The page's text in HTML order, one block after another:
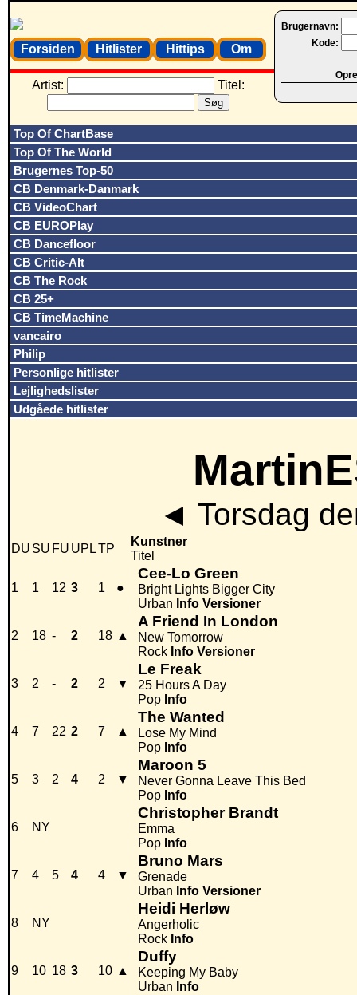
Brugernavn:
Kode:
Forsiden Hitlister Hittips Om
Artist: Titel:
Top Of ChartBase
Top Of The World
Brugernes Top-50
CB Denmark-Danmark
CB VideoChart
CB EUROPlay
CB Dancefloor
CB Critic-Alt
CB The Rock
CB 25+
CB TimeMachine
vancairo
Philip
Personlige hitlister
Lejlighedslister
Udgåede hitlister
◄ Torsdag
DU SU FU UPLTP
Kunstner
Titel
1 1 12 3 1 ●
Cee-Lo Green
Bright Lights Bigger City
Urban Info Versioner
2 18 - 2 18 ▲
A Friend In London
New Tomorrow
Rock Info Versioner
3 2 - 2 2 ▼
Le Freak
25 Hours A Day
Pop Info
4 7 22 2 7 ▲
The Wanted
Lose My Mind
Pop Info
5 3 2 4 2 ▼
Maroon 5
Never Gonna Leave This Bed
Pop Info
6 NY
Christopher Brandt
Emma
Pop Info
7 4 5 4 4 ▼
Bruno Mars
Grenade
Urban Info Versioner
8 NY
Heidi Herløw
Angerholic
Rock Info
9 10 18 3 10 ▲
Duffy
Keeping My Baby
Urban Info